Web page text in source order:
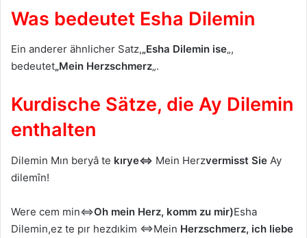
Was bedeutet Esha Dilemin
Ein anderer ähnlicher Satz,„Esha Dilemin ise„,
bedeutet„Mein Herzschmerz„.
Kurdische Sätze, die Ay Dilemin
enthalten
Dilemin Mın beryâ te kırye⇔ Mein Herzvermisst Sie Ay
dilemîn!
Were cem min⇔Oh mein Herz, komm zu mir)Esha
Dilemin,ez te pır hezdıkim ⇔Mein Herzschmerz, ich liebe